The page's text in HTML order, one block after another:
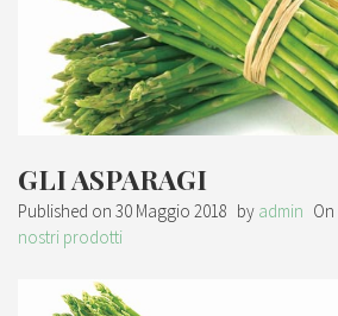
GLI ASPARAGI
Published on 30 Maggio 2018 by admin On
nostri prodotti